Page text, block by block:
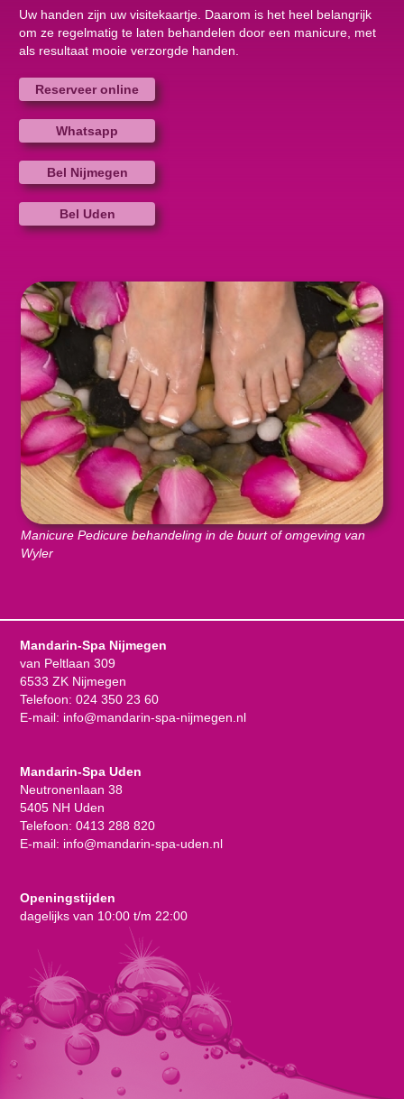
Uw handen zijn uw visitekaartje. Daarom is het heel belangrijk
om ze regelmatig te laten behandelen door een manicure, met
als resultaat mooie verzorgde handen.
Reserveer online
Whatsapp
Bel Nijmegen
Bel Uden
Manicure Pedicure behandeling in de buurt of omgeving van
Wyler
Mandarin-Spa Nijmegen
van Peltlaan 309
6533 ZK Nijmegen
Telefoon: 024 350 23 60
E-mail: info@mandarin-spa-nijmegen.nl
Mandarin-Spa Uden
Neutronenlaan 38
5405 NH Uden
Telefoon: 0413 288 820
E-mail: info@mandarin-spa-uden.nl
Openingstijden
dagelijks van 10:00 t/m 22:00